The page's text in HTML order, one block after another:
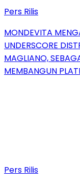
Pers Rilis
MONDEVITA
UNDERSCORE
MAGLIANO,
MEMBANGUN
Pers Rilis